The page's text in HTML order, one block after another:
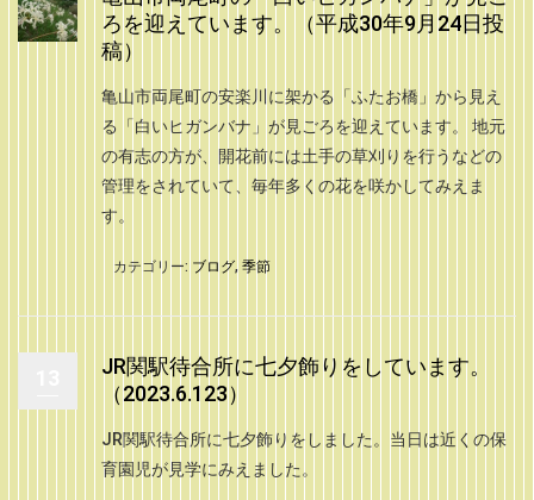
ろを迎えています。（平成30年9月24日投
稿）
亀山市両尾町の安楽川に架かる「ふたお橋」から見え
る「白いヒガンバナ」が見ごろを迎えています。 地元
の有志の方が、開花前には土手の草刈りを行うなどの
管理をされていて、毎年多くの花を咲かしてみえま
す。
カテゴリー: ブログ, 季節
JR関駅待合所に七夕飾りをしています。
（2023.6.123）
JR関駅待合所に七夕飾りをしました。当日は近くの保
育園児が見学にみえました。